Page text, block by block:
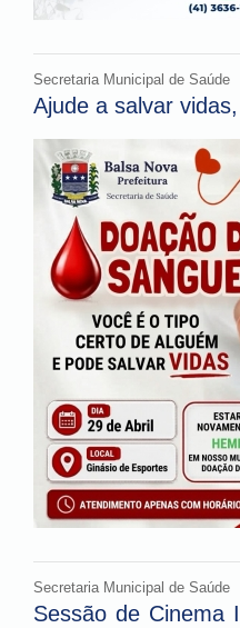
Secretaria Municipal de Saúde
Ajude a salvar
Secretaria Municipal de Saúde
Sessão de Cinema